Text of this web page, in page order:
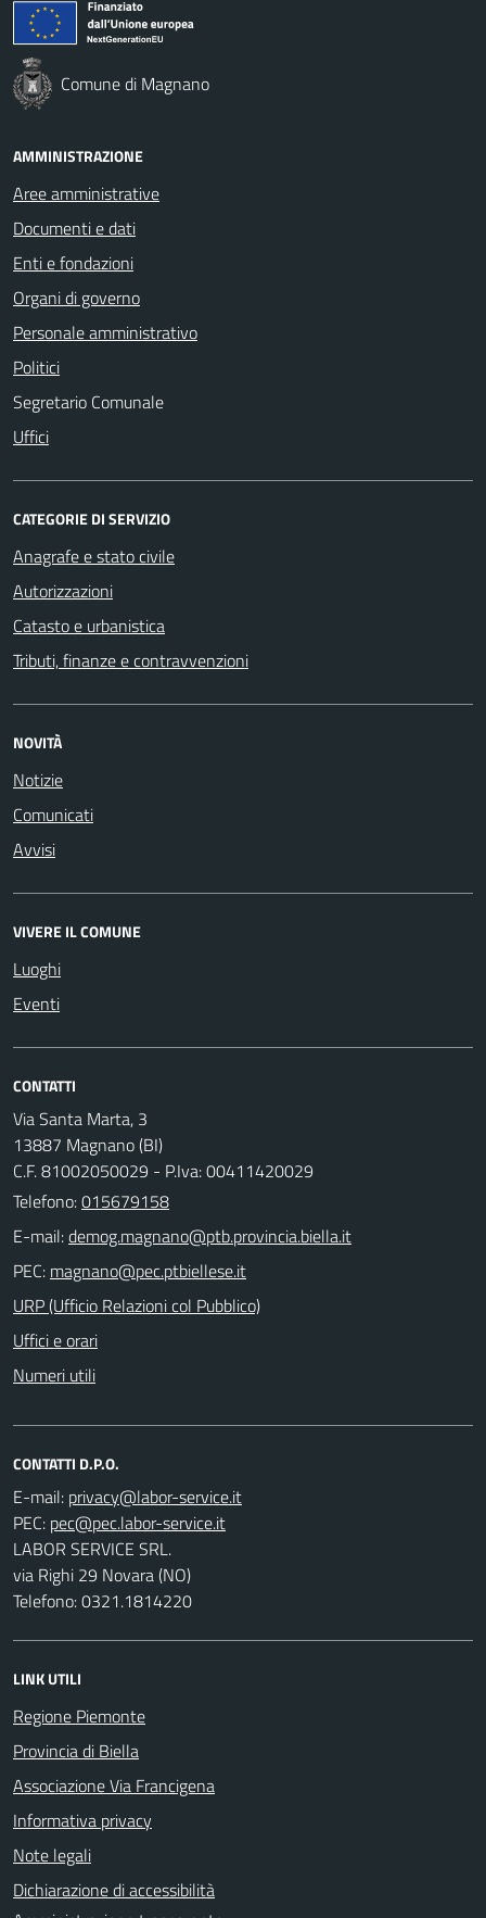
Comune di Magnano
AMMINISTRAZIONE
Aree amministrative
Documenti e dati
Enti e fondazioni
Organi di governo
Personale amministrativo
Politici
Segretario Comunale
Uffici
CATEGORIE DI SERVIZIO
Anagrafe e stato civile
Autorizzazioni
Catasto e urbanistica
Tributi, finanze e contravvenzioni
NOVITÀ
Notizie
Comunicati
Avvisi
VIVERE IL COMUNE
Luoghi
Eventi
CONTATTI
Via Santa Marta, 3
13887 Magnano (BI)
C.F. 81002050029 - P.Iva: 00411420029
Telefono:015679158
E-mail:
PEC:
URP (Ufficio Relazioni col Pubblico)
Uffici e orari
Numeri utili
CONTATTI D.P.O.
E-mail:
PEC:
LABOR SERVICE SRL.
via Righi 29 Novara (NO)
Telefono: 0321.1814220
LINK UTILI
Regione Piemonte
Provincia di Biella
Associazione Via Francigena
Informativa privacy
Note legali
Dichiarazione di accessibilità